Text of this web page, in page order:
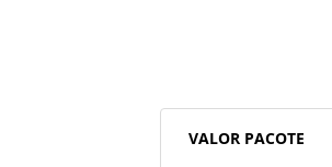
VALOR PACOTE